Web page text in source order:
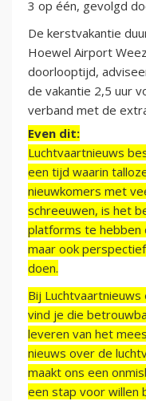
3 op één, gevolgd
De kerstvakantie
Hoewel Airport
doorlooptijd,
de vakantie 2,5 uur
verband met de
Even dit:
Luchtvaartnieuws
een tijd waarin
nieuwkomers met
schreeuwen, is het
platforms te hebben
maar ook
doen.
Bij
vind je die
leveren van het
nieuws over de
maakt ons een
een stap voor willen